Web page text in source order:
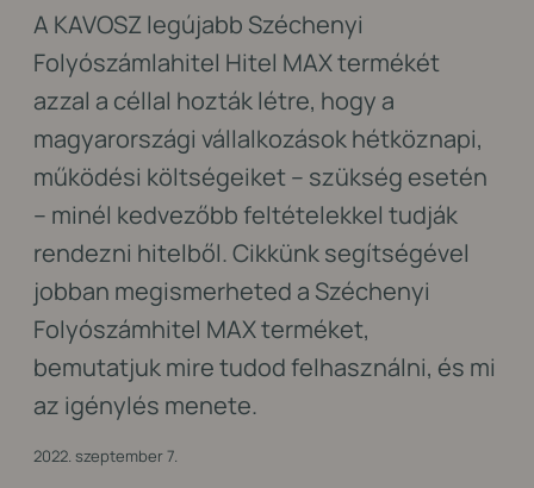
A KAVOSZ legújabb Széchenyi
Folyószámlahitel Hitel MAX termékét
azzal a céllal hozták létre, hogy a
magyarországi vállalkozások hétköznapi,
működési költségeiket – szükség esetén
– minél kedvezőbb feltételekkel tudják
rendezni hitelből. Cikkünk segítségével
jobban megismerheted a Széchenyi
Folyószámhitel MAX terméket,
bemutatjuk mire tudod felhasználni, és mi
az igénylés menete.
2022. szeptember 7.